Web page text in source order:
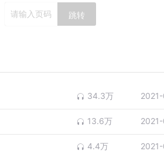
跳转
34.3万
13.6万
4.4万